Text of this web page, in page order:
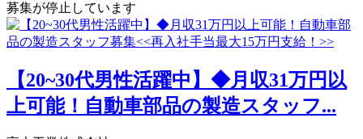
募集が停止しています
【20~30代男性活躍中】◆月収31万円以
上可能！自動車部品の製造スタッフ...